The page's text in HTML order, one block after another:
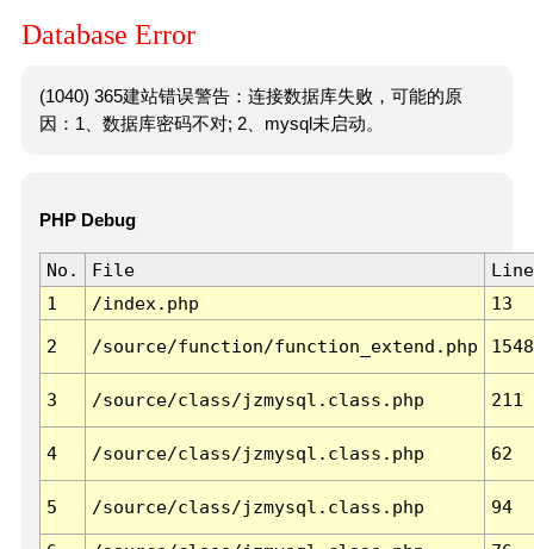
Database Error
(1040) 365建站错误警告：连接数据库失败，可能的原
因：1、数据库密码不对; 2、mysql未启动。
PHP Debug
No. File
Line
1
/index.php 13
2 /source/function/function_extend.php 1548
3 /source/class/jzmysql.class.php 211
4 /source/class/jzmysql.class.php 62
5 /source/class/jzmysql.class.php 94